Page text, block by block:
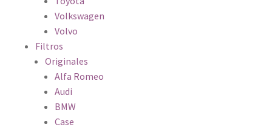
Volkswagen
Volvo
Filtros
Originales
Alfa Romeo
Audi
BMW
Case